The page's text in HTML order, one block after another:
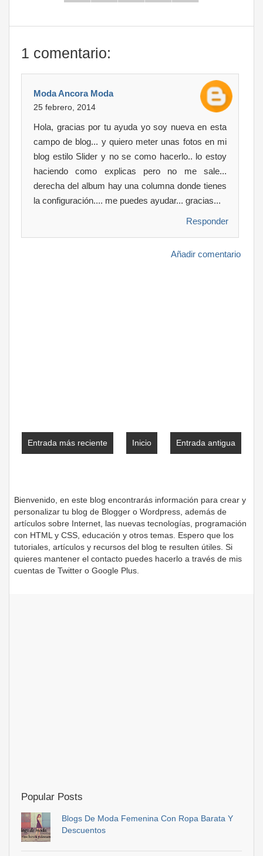
1 comentario:
Moda Ancora Moda
25 febrero, 2014
Hola, gracias por tu ayuda yo soy nueva en esta
campo de blog... y quiero meter unas fotos en mi
blog estilo Slider y no se como hacerlo.. lo estoy
haciendo como explicas pero no me sale...
derecha del album hay una columna donde tienes
la configuración.... me puedes ayudar... gracias...
Responder
Añadir comentario
Entrada más reciente Entrada antigua
Inicio
Bienvenido, en este blog encontrarás información para crear y
personalizar tu blog de Blogger o Wordpress, además de
artículos sobre Internet, las nuevas tecnologías, programación
con HTML y CSS, educación y otros temas. Espero que los
tutoriales, artículos y recursos del blog te resulten útiles. Si
quieres mantener el contacto puedes hacerlo a través de mis
cuentas de Twitter o Google Plus.
Popular Posts
Blogs De Moda Femenina Con Ropa Barata Y
Descuentos